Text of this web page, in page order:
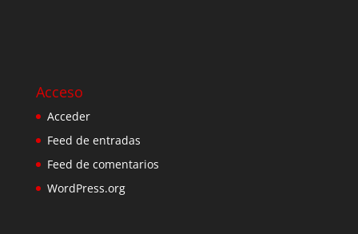
Acceso
Acceder
Feed de entradas
Feed de comentarios
WordPress.org